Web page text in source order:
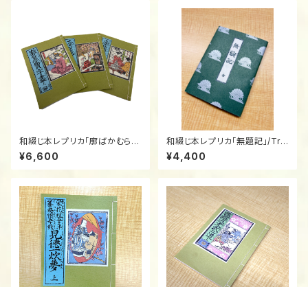
和綴じ本レプリカ「廓ばかむら費
字盡」上・中・下巻/Traditional
Japanese Bound Book (Wa
toji) Replica: "Sato no Bak
Volume Set)
¥6,600
和綴じ本レプリカ「無題記」/Tra
ditional Japanese Bound B
ook (Watoji) Replica: "Mud
aiki" / Official Taiga Drama
¥4,400